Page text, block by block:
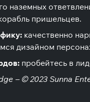
наземных
пришельцев.
качественно
дизайном
пробейтесь в
– © 2023 Sunna